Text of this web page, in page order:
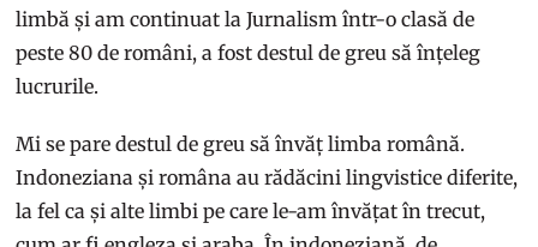
limbă și am continuat la Jurnalism într-o clasă de
peste 80 de români, a fost destul de greu să înțeleg
lucrurile.
Mi se pare destul de greu să învăț limba română.
Indoneziana și româna au rădăcini lingvistice diferite,
la fel ca și alte limbi pe care le-am învățat în trecut,